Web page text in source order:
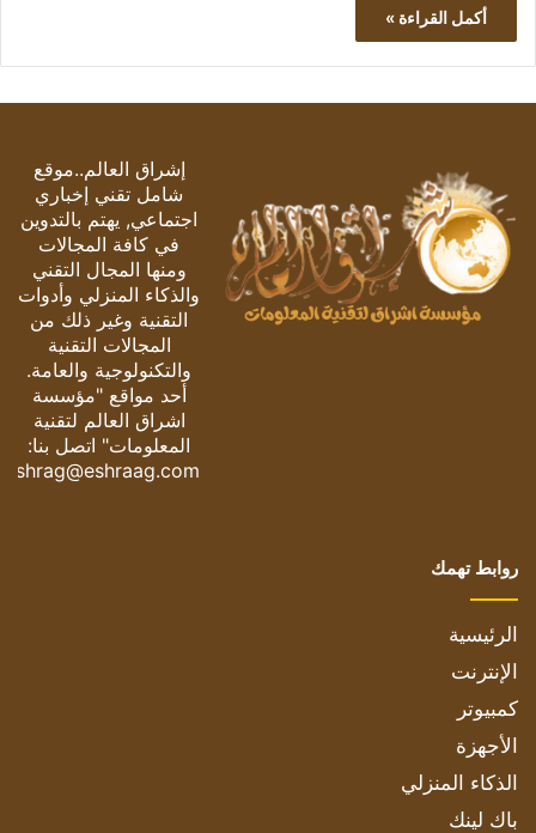
أكمل القراءة »
إشراق العالم..موقع
شامل تقني إخباري
اجتماعي, يهتم بالتدوين
في كافة المجالات
ومنها المجال التقني
والذكاء المنزلي وأدوات
التقنية وغير ذلك من
المجالات التقنية
والتكنولوجية والعامة.
أحد مواقع "مؤسسة
اشراق العالم لتقنية
المعلومات" اتصل بنا:
eshrag@eshraag.com
روابط تهمك
الرئيسية
الإنترنت
كمبيوتر
الأجهزة
الذكاء المنزلي
باك لينك